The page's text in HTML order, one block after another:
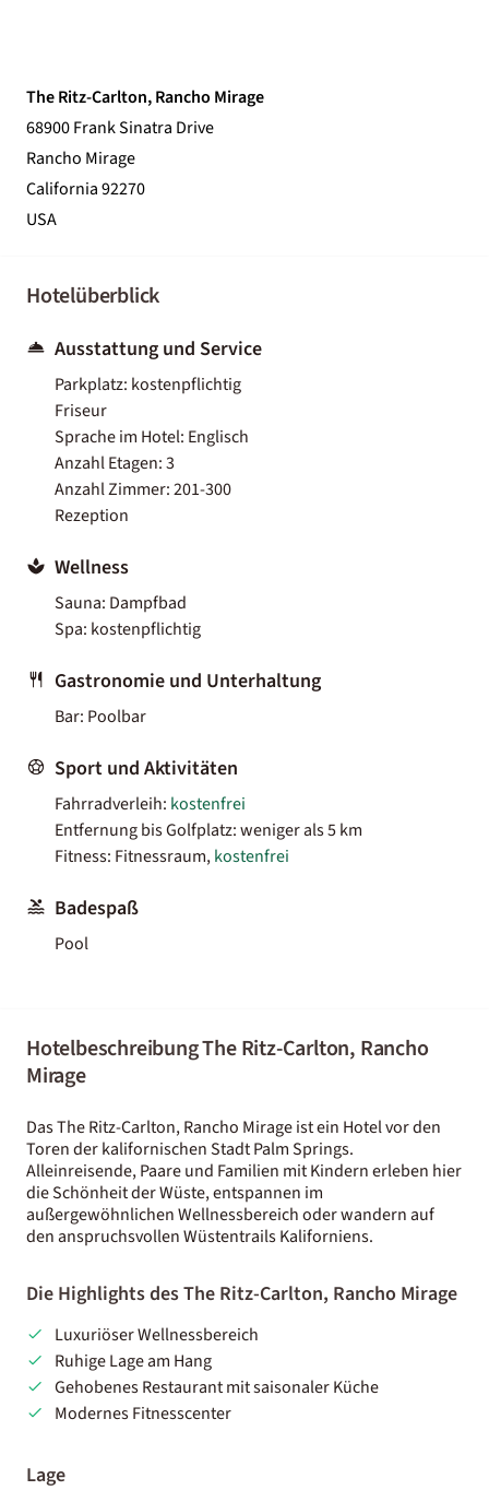
The Ritz-Carlton, Rancho Mirage
68900 Frank Sinatra Drive
Rancho Mirage
California 92270
USA
Hotelüberblick
Ausstattung und Service
Parkplatz: kostenpflichtig
Friseur
Sprache im Hotel: Englisch
Anzahl Etagen: 3
Anzahl Zimmer: 201-300
Rezeption
Wellness
Sauna: Dampfbad
Spa: kostenpflichtig
Gastronomie und Unterhaltung
Bar: Poolbar
Sport und Aktivitäten
Fahrradverleih: kostenfrei
Entfernung bis Golfplatz: weniger als 5 km
Fitness: Fitnessraum,kostenfrei
Badespaß
Pool
Hotelbeschreibung The Ritz-Carlton, Rancho
Mirage
Das The Ritz-Carlton, Rancho Mirage ist ein Hotel vor den
Toren der kalifornischen Stadt Palm Springs.
Alleinreisende, Paare und Familien mit Kindern erleben hier
die Schönheit der Wüste, entspannen im
außergewöhnlichen Wellnessbereich oder wandern auf
den anspruchsvollen Wüstentrails Kaliforniens.
Die Highlights des The Ritz-Carlton, Rancho Mirage
Luxuriöser Wellnessbereich
Ruhige Lage am Hang
Gehobenes Restaurant mit saisonaler Küche
Modernes Fitnesscenter
Lage